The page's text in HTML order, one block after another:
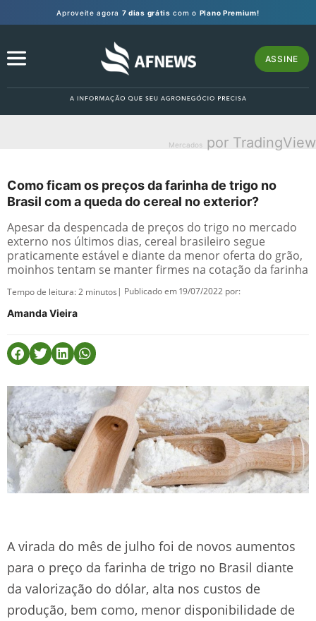
Aproveite agora 7 dias grátis com o Plano Premium!
ASSINE
Mercados por TradingView
Como ficam os preços da farinha de trigo no
Brasil com a queda do cereal no exterior?
Apesar da despencada de preços do trigo no mercado
externo nos últimos dias, cereal brasileiro segue
praticamente estável e diante da menor oferta do grão,
moinhos tentam se manter firmes na cotação da farinha
Tempo de leitura:2 minutos | Publicado em 19/07/2022 por:
Amanda Vieira
A virada do mês de julho foi de novos aumentos
para o preço da farinha de trigo no Brasil diante
da valorização do dólar, alta nos custos de
produção, bem como, menor disponibilidade de